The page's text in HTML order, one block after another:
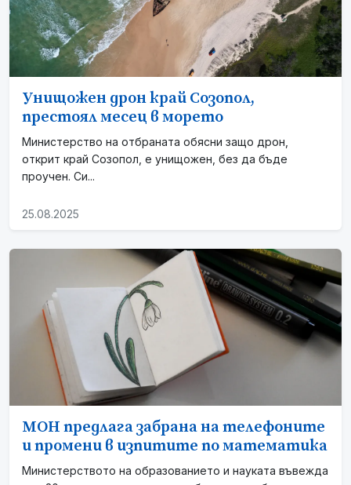
Унищожен дрон край Созопол,
престоял месец в морето
Министерство на отбраната обясни защо дрон,
открит край Созопол, е унищожен, без да бъде
проучен. Си...
25.08.2025
МОН предлага забрана на телефоните
и промени в изпитите по математика
Министерството на образованието и науката въвежда